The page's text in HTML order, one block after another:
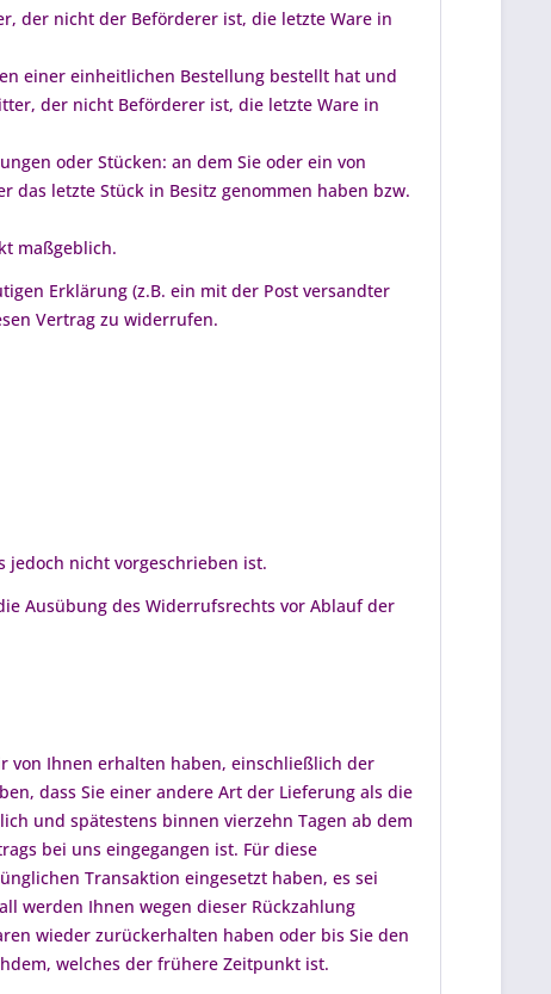
der nicht der Beförderer ist, die letzte Ware in
einer einheitlichen Bestellung bestellt hat und
der nicht Beförderer ist, die letzte Ware in
oder Stücken: an dem Sie oder ein von
letzte Stück in Besitz genommen haben bzw.
maßgeblich.
Erklärung (z.B. ein mit der Post versandter
Vertrag zu widerrufen.
nicht vorgeschrieben ist.
Ausübung des Widerrufsrechts vor Ablauf der
von Ihnen erhalten haben, einschließlich der
dass Sie einer andere Art der Lieferung als die
und spätestens binnen vierzehn Tagen ab dem
bei uns eingegangen ist. Für diese
Transaktion eingesetzt haben, es sei
werden Ihnen wegen dieser Rückzahlung
wieder zurückerhalten haben oder bis Sie den
welches der frühere Zeitpunkt ist.